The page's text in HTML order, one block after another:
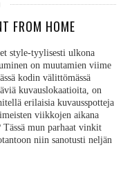
FROM HOME
style-tyylisesti ulkona
on muutamien viime
kodin välittömässä
kuvauslokaatioita, on
erilaisia kuvausspotteja
viikkojen aikana
mun parhaat vinkit
niin sanotusti neljän